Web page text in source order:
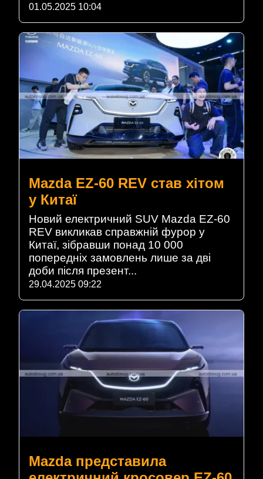
01.05.2025 10:04
Mazda EZ-60 REV став хітом
у Китаї
Новий електричний SUV Mazda EZ-60
REV викликав справжній фурор у
Китаї, зібравши понад 10 000
попередніх замовлень лише за дві
доби після презент...
29.04.2025 09:22
Mazda представила